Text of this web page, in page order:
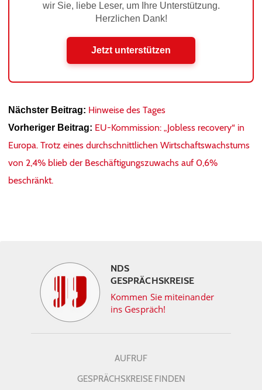
wir Sie, liebe Leser, um Ihre Unterstützung.
Herzlichen Dank!
Jetzt unterstützen
Nächster Beitrag: Hinweise des Tages
Vorheriger Beitrag: EU-Kommission: „Jobless recovery“ in
Europa. Trotz eines durchschnittlichen Wirtschaftswachstums
von 2,4% blieb der Beschäftigungszuwachs auf 0,6%
beschränkt.
NDS
GESPRÄCHSKREISE
Kommen Sie miteinander
ins Gespräch!
AUFRUF
GESPRÄCHSKREISE FINDEN